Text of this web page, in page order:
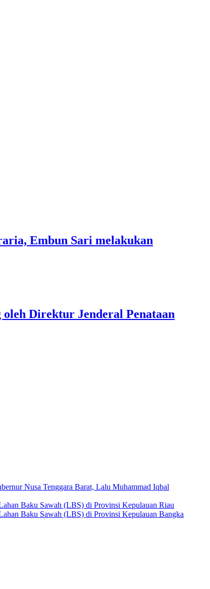
Embun Sari melakukan
Direktur Jenderal Penataan
Nusa Tenggara Barat, Lalu Muhammad Iqbal
Baku Sawah (LBS) di Provinsi Kepulauan Riau
Baku Sawah (LBS) di Provinsi Kepulauan Bangka